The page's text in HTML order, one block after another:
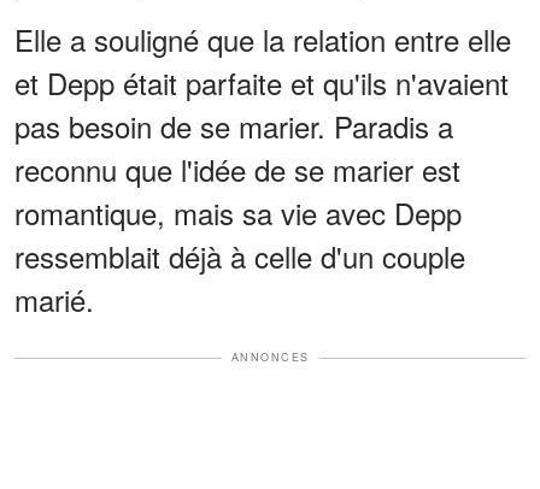
Elle a souligné que la relation entre elle
et Depp était parfaite et qu'ils n'avaient
pas besoin de se marier. Paradis a
reconnu que l'idée de se marier est
romantique, mais sa vie avec Depp
ressemblait déjà à celle d'un couple
marié.
ANNONCES